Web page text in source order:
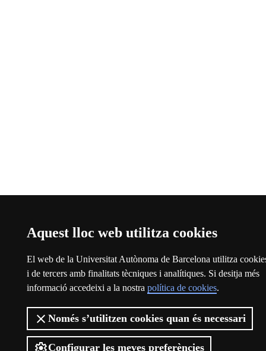
Aquest lloc web utilitza cookies
El web de la Universitat Autònoma de Barcelona utilitza
i de tercers amb finalitats tècniques i analítiques. Si desitja més
informació accedeixi a la nostra política de cookies.
Només s’utilitzen cookies quan és necessari
Configurar les meves preferències